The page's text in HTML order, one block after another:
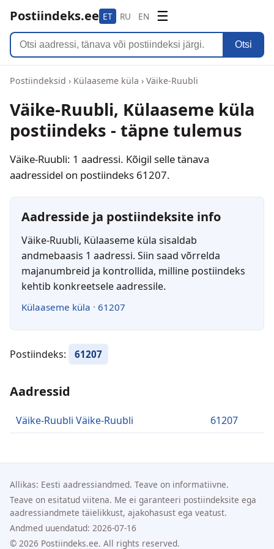
Postiindeks.ee ET RU EN ☰
Otsi
Postiindeksid › Külaaseme küla › Väike-Ruubli
Väike-Ruubli, Külaaseme küla
postiindeks - täpne tulemus
Väike-Ruubli: 1 aadressi. Kõigil selle tänava
aadressidel on postiindeks 61207.
Aadresside ja postiindeksite info
Väike-Ruubli, Külaaseme küla sisaldab
andmebaasis 1 aadressi. Siin saad võrrelda
majanumbreid ja kontrollida, milline postiindeks
kehtib konkreetsele aadressile.
Külaaseme küla · 61207
Postiindeks: 61207
Aadressid
Väike-Ruubli Väike-Ruubli 61207
Allikas: Eesti aadressiandmed. Teave on informatiivne.
Teave on esitatud viitena. Me ei garanteeri postiindeksite ega
aadressiandmete täielikkust, ajakohasust ega veatust.
Andmed uuendatud: 2026-07-16
© 2026 Postiindeks.ee. All rights reserved.